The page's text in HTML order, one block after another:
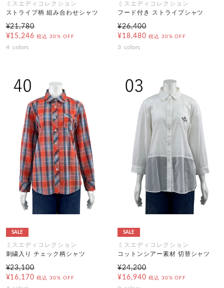
ミスエディコレクション
ストライプ柄 組み合わせシャツ
¥21,780
¥15,246 税込 30% OFF
4 colors
ミスエディコレクション
フード付き ストライプシャツ
¥26,400
¥18,480 税込 30% OFF
3 colors
SALE
ミスエディコレクション
刺繍入り チェック柄シャツ
¥23,100
¥16,170 税込 30% OFF
SALE
ミスエディコレクション
コットンシアー素材 切替シャツ
¥24,200
¥16,940 税込 30% OFF